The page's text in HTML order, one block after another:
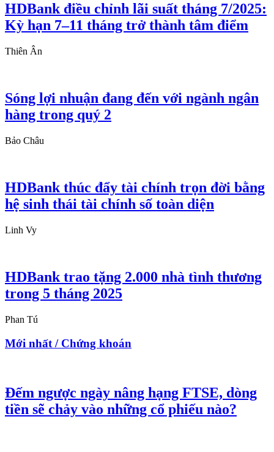
HDBank điều chỉnh lãi suất tháng 7/2025:
Kỳ hạn 7–11 tháng trở thành tâm điểm
Thiên Ân
Sóng lợi nhuận đang đến với ngành ngân
hàng trong quý 2
Bảo Châu
HDBank thúc đẩy tài chính trọn đời bằng
hệ sinh thái tài chính số toàn diện
Linh Vy
HDBank trao tặng 2.000 nhà tình thương
trong 5 tháng 2025
Phan Tú
Mới nhất / Chứng khoán
Đếm ngược ngày nâng hạng FTSE, dòng
tiền sẽ chảy vào những cổ phiếu nào?